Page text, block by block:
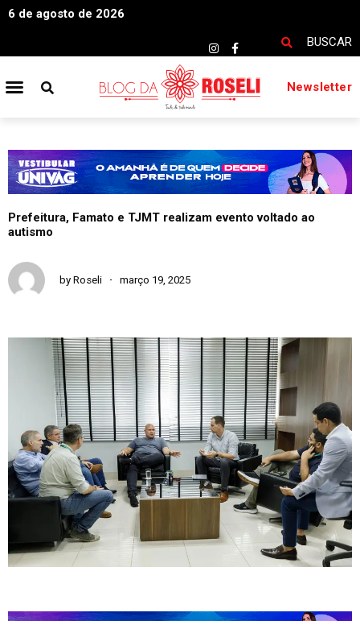
6 de agosto de 2026
BUSCAR
Newsletter
Prefeitura, Famato e TJMT realizam evento voltado ao
autismo
by Roseli março 19, 2025